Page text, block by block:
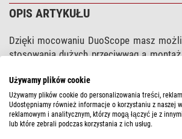
OPIS ARTYKUŁU
Dzięki mocowaniu DuoScope masz
stosowania dużych przeciwwag a
jest rozwiązaniem dużo tańszym niż
Ta wersja mocowania DuoScope
Pasuje do osi przeciwwagi o średnicy 18
Używamy plików cookie
Używamy plików cookie do personalizowania treści,
Udostępniamy również informacje o korzystaniu z naszej
reklamowym i analitycznym, którzy mogą łączyć je z
lub które zebrali podczas korzystania z ich usług.